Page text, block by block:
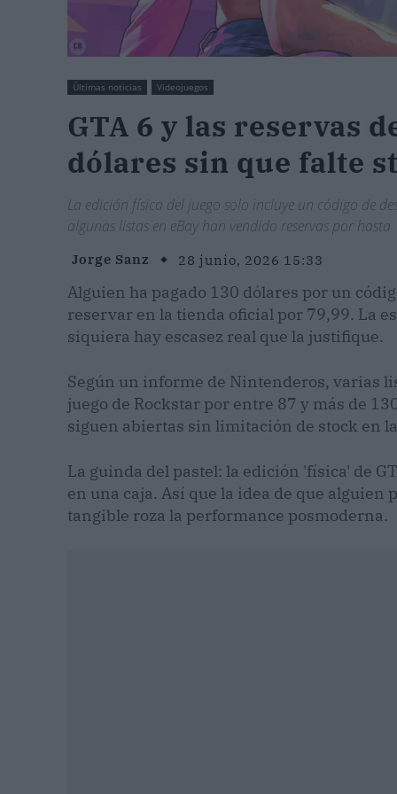
Últimas noticias Videojuegos
GTA 6 y las reservas
dólares sin que falte
La edición física del juego solo incluye un código de
algunas listas en eBay han vendido reservas por hasta
Jorge Sanz 28 junio, 2026 15:33
Alguien ha pagado 130 dólares por un
reservar en la tienda oficial por 79,99. La
siquiera hay escasez real que la justifique.
Según un informe de Nintenderos, varias
juego de Rockstar por entre 87 y más de
siguen abiertas sin limitación de stock en
La guinda del pastel: la edición 'física' de
en una caja. Así que la idea de que
tangible roza la performance posmoderna.